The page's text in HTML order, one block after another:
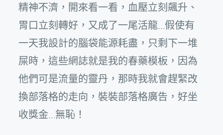
精神不濟，開來看一看，血壓立刻飆升、
胃口立刻轉好，又成了一尾活龍…假使有
一天我設計的腦袋能源耗盡，只剩下一堆
屎時，這些網誌就是我的春藥模板，因為
他們可是流量的靈丹，那時我就會趕緊改
換部落格的走向，裝裝部落格廣告，好坐
收獎金…無恥！